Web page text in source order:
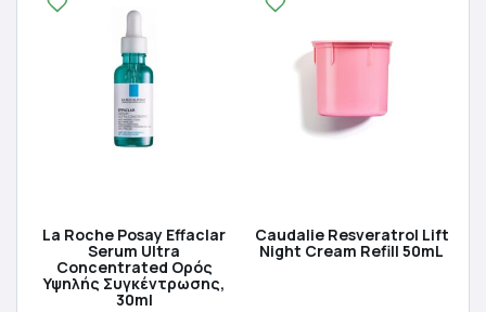
La Roche Posay Effaclar
Serum Ultra
Concentrated Ορός
Υψηλής Συγκέντρωσης,
30ml
Caudalie Resveratrol Lift
Night Cream Refill 50mL